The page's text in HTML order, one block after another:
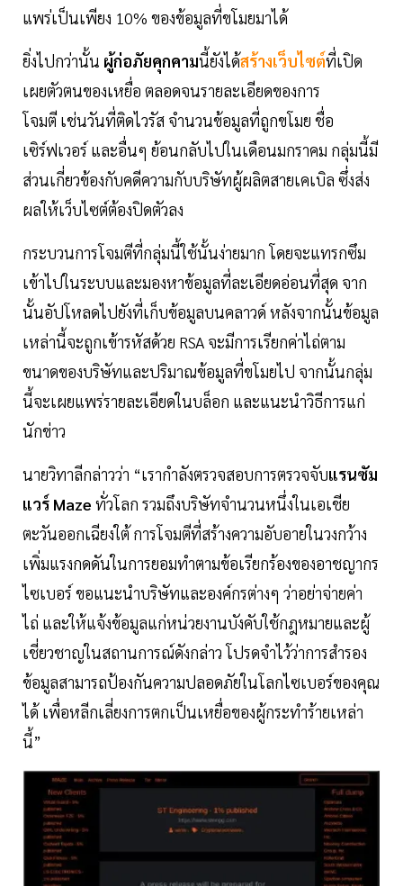
แพร่เป็นเพียง 10% ของข้อมูลที่ขโมยมาได้
ยิ่งไปกว่านั้น ผู้ก่อภัยคุกคามนี้ยังได้สร้างเว็บไซต์ที่เปิด
เผยตัวตนของเหยื่อ ตลอดจนรายละเอียดของการ
โจมตี เช่นวันที่ติดไวรัส จำนวนข้อมูลที่ถูกขโมย ชื่อ
เซิร์ฟเวอร์ และอื่นๆ ย้อนกลับไปในเดือนมกราคม กลุ่มนี้มี
ส่วนเกี่ยวข้องกับคดีความกับบริษัทผู้ผลิตสายเคเบิล ซึ่งส่ง
ผลให้เว็บไซต์ต้องปิดตัวลง
กระบวนการโจมตีที่กลุ่มนี้ใช้นั้นง่ายมาก โดยจะแทรกซึม
เข้าไปในระบบและมองหาข้อมูลที่ละเอียดอ่อนที่สุด จาก
นั้นอัปโหลดไปยังที่เก็บข้อมูลบนคลาวด์ หลังจากนั้นข้อมูล
เหล่านี้จะถูกเข้ารหัสด้วย RSA จะมีการเรียกค่าไถ่ตาม
ขนาดของบริษัทและปริมาณข้อมูลที่ขโมยไป จากนั้นกลุ่ม
นี้จะเผยแพร่รายละเอียดในบล็อก และแนะนำวิธีการแก่
นักข่าว
นายวิทาลีกล่าวว่า “เรากำลังตรวจสอบการตรวจจับแรนซัม
แวร์ Maze ทั่วโลก รวมถึงบริษัทจำนวนหนึ่งในเอเชีย
ตะวันออกเฉียงใต้ การโจมตีที่สร้างความอับอายในวงกว้าง
เพิ่มแรงกดดันในการยอมทำตามข้อเรียกร้องของอาชญากร
ไซเบอร์ ขอแนะนำบริษัทและองค์กรต่างๆ ว่าอย่าจ่ายค่า
ไถ่ และให้แจ้งข้อมูลแก่หน่วยงานบังคับใช้กฎหมายและผู้
เชี่ยวชาญในสถานการณ์ดังกล่าว โปรดจำไว้ว่าการสำรอง
ข้อมูลสามารถป้องกันความปลอดภัยในโลกไซเบอร์ของคุณ
ได้ เพื่อหลีกเลี่ยงการตกเป็นเหยื่อของผู้กระทำร้ายเหล่า
นี้”